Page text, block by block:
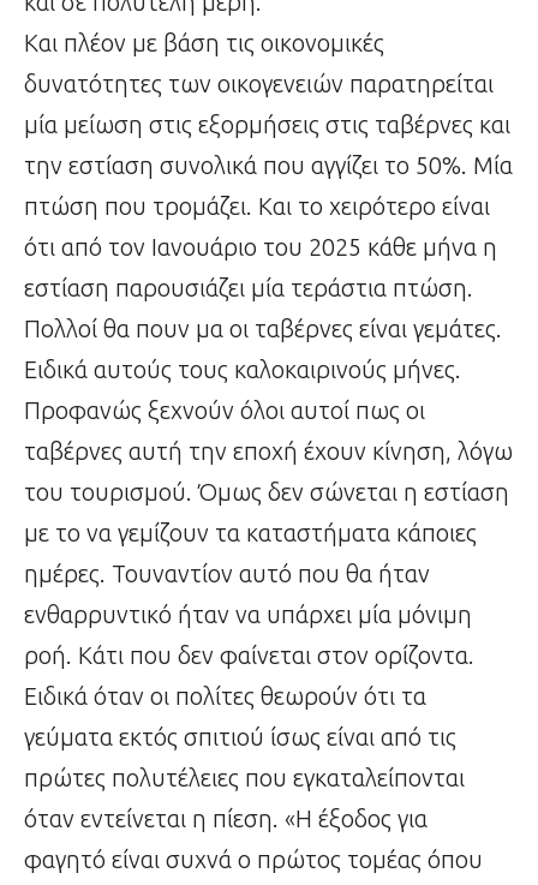
Και πλέον με βάση τις οικονομικές
δυνατότητες των οικογενειών παρατηρείται
μία μείωση στις εξορμήσεις στις ταβέρνες και
την εστίαση συνολικά που αγγίζει το 50%. Μία
πτώση που τρομάζει. Και το χειρότερο είναι
ότι από τον Ιανουάριο του 2025 κάθε μήνα η
εστίαση παρουσιάζει μία τεράστια πτώση.
Πολλοί θα πουν μα οι ταβέρνες είναι γεμάτες.
Ειδικά αυτούς τους καλοκαιρινούς μήνες.
Προφανώς ξεχνούν όλοι αυτοί πως οι
ταβέρνες αυτή την εποχή έχουν κίνηση, λόγω
του τουρισμού. Όμως δεν σώνεται η εστίαση
με το να γεμίζουν τα καταστήματα κάποιες
ημέρες. Τουναντίον αυτό που θα ήταν
ενθαρρυντικό ήταν να υπάρχει μία μόνιμη
ροή. Κάτι που δεν φαίνεται στον ορίζοντα.
Ειδικά όταν οι πολίτες θεωρούν ότι τα
γεύματα εκτός σπιτιού ίσως είναι από τις
πρώτες πολυτέλειες που εγκαταλείπονται
όταν εντείνεται η πίεση. «Η έξοδος για
φαγητό είναι συχνά ο πρώτος τομέας όπου